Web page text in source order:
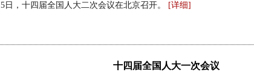
日，十四届全国人大二次会议在北京召开。 [详细]
十四届全国人大一次会议